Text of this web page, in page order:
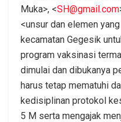
Muka>, <SH@gmail.com
<unsur dan elemen
kecamatan Gegesik
program vaksinasi
dimulai dan dibukanya
harus tetap mematuhi
kedisiplinan protokol
5 M serta mengajak